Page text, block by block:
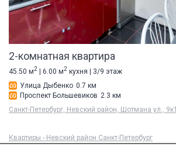
2-комнатная квартира
45.50 м2 | 6.00 м2 кухня | 3/9 этаж
Улица Дыбенко 0.7 км
Проспект Большевиков 2.3 км
Санкт-Петербург, Невский район, Шотмана ул., 9к1
Квартиры - Невский район Санкт-Петербург